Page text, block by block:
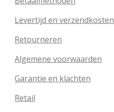
Levertijd en verzendkosten
Retourneren
Algemene voorwaarden
Garantie en klachten
Retail